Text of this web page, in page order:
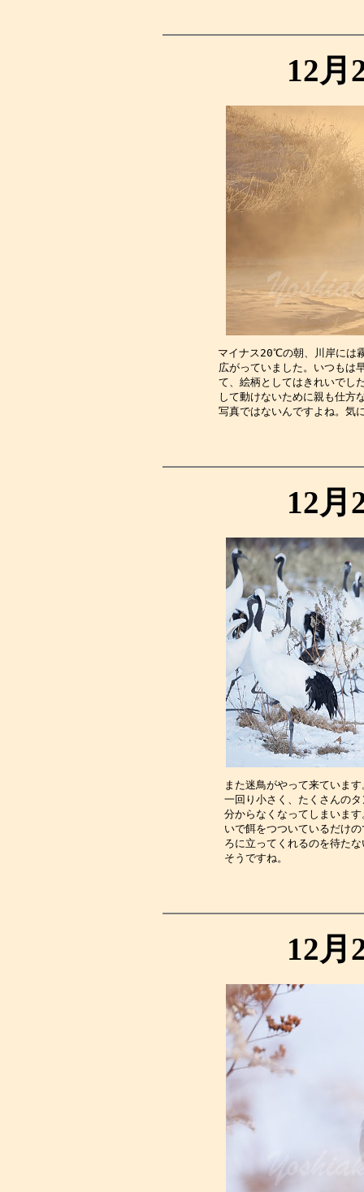
12月
マイナス20℃の朝、川岸には
広がっていました。いつもは
て、絵柄としてはきれいでし
して動けないために親も仕方
写真ではないんですよね
12月
また迷鳥がやって来ていま
一回り小さく、たくさんの
分からなくなってしまいま
いで餌をつついているだけ
ろに立ってくれるのを待た
そう
12月